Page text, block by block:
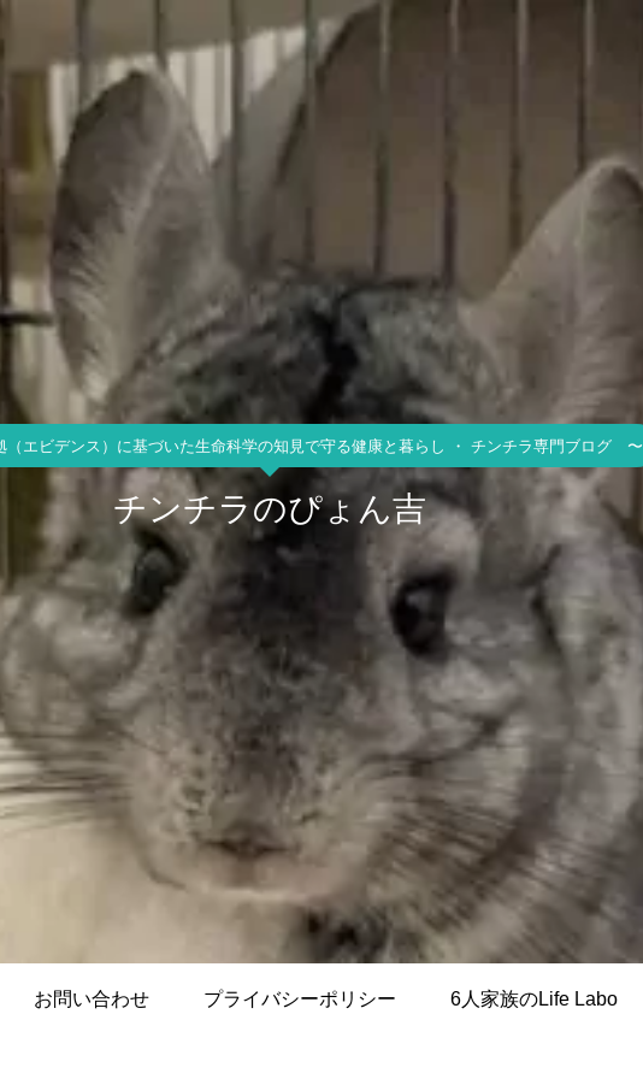
エビデンス）に基づいた生命科学の知見で守る健康と暮らし ・ チンチラ専門ブログ 〜
チンチラのぴょん吉
お問い合わせ プライバシーポリシー 6人家族のLife Labo